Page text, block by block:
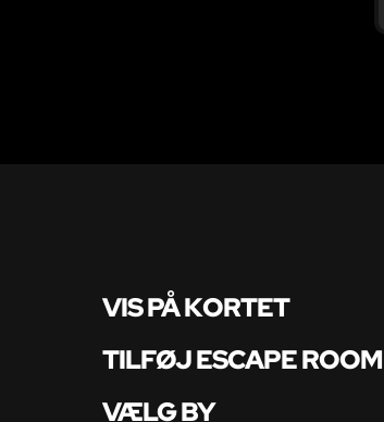
VIS PÅ KORTET
TILFØJ ESCAPE ROOM
VÆLG BY